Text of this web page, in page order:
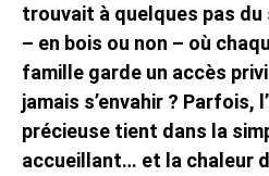
trouvait à quelques pas
– en bois ou non – où
famille garde un accès
jamais s’envahir ? Parfois,
précieuse tient dans la
accueillant… et la chaleur